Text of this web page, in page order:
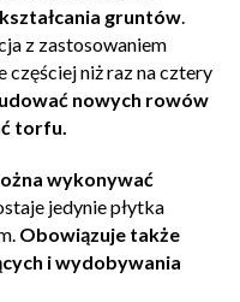
gruntów.
z zastosowaniem
częściej niż raz na cztery
nowych rowów
torfu.
wykonywać
jedynie płytka
Obowiązuje także
i wydobywania